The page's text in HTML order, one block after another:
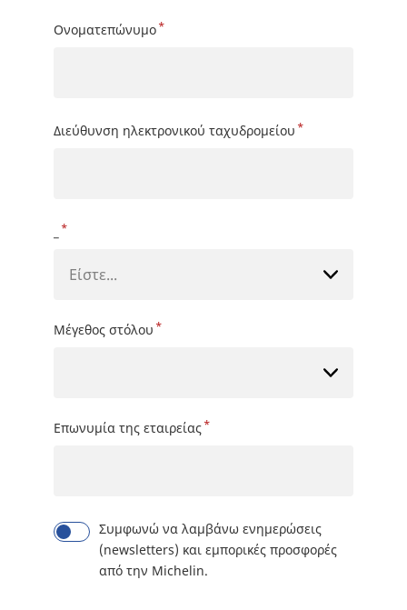
Ονοματεπώνυμο*
Διεύθυνση ηλεκτρονικού ταχυδρομείου *
*
Είστε...
Μέγεθος στόλου *
Επωνυμία της εταιρείας*
Συμφωνώ να λαμβάνω ενημερώσεις
(newsletters) και εμπορικές προσφορές
από την Michelin.